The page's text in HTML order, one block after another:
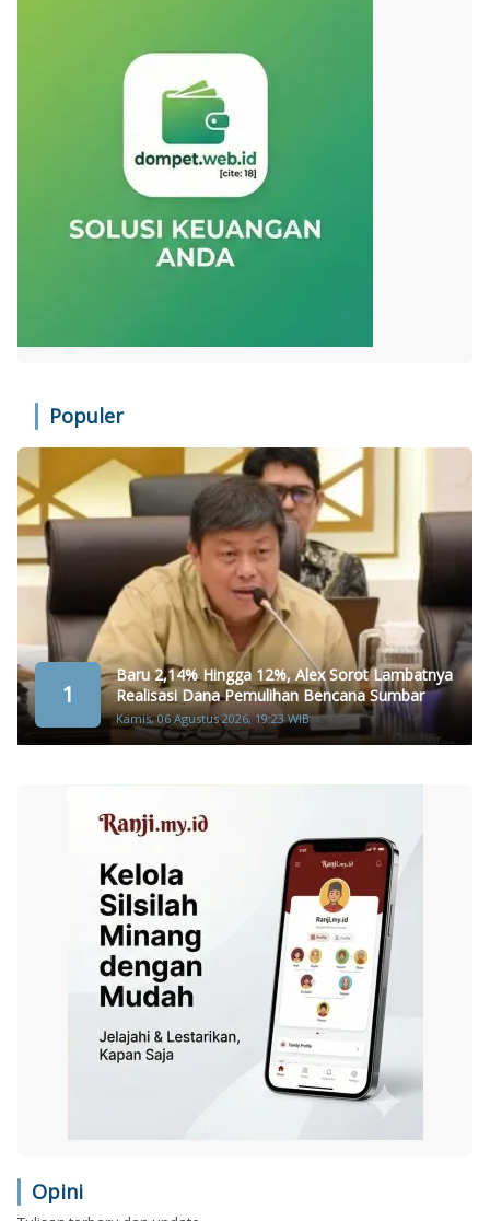
Populer
1
Baru 2,14% Hingga 12%, Alex Sorot Lambatnya
Realisasi Dana Pemulihan Bencana Sumbar
Kamis, 06 Agustus 2026, 19:23 WIB
Opini